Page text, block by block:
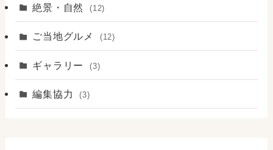
絶景・自然 (12)
ご当地グルメ (12)
ギャラリー (3)
編集協力 (3)